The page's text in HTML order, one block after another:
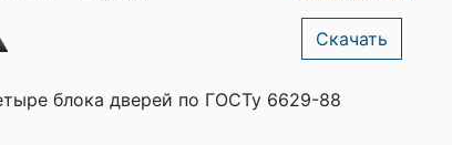
Скачать
блока дверей по ГОСТу 6629-88